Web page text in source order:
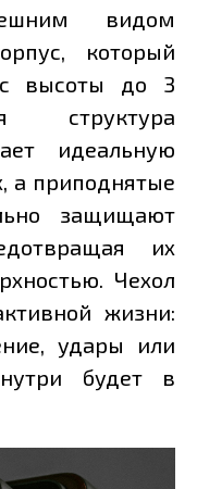
видом
который
высоты до 3
структура
идеальную
а приподнятые
защищают
их
Чехол
жизни:
удары или
будет в